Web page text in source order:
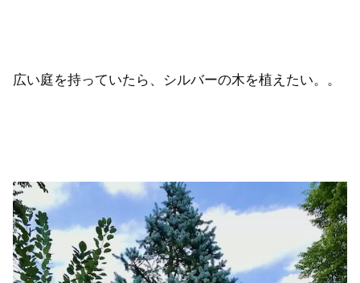
広い庭を持っていたら、シルバーの木を植えたい。。